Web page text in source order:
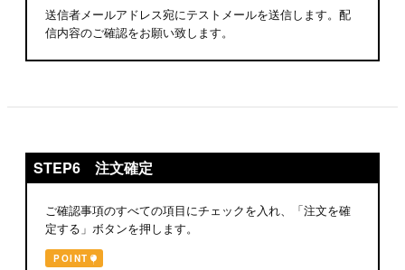
送信者メールアドレス宛にテストメールを送信します。配
信内容のご確認をお願い致します。
STEP6 注文確定
ご確認事項のすべての項目にチェックを入れ、「注文を確
定する」ボタンを押します。
POINT